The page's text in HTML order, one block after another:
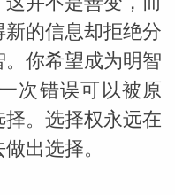
的信息却拒绝分
你希望成为明智
次错误可以被原
。选择权永远在
出选择。